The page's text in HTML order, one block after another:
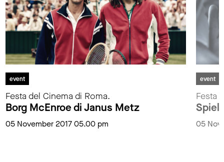
event
Festa del Cinema di Roma.
Borg McEnroe di Janus Metz
05 November 2017 05.00 pm
event
Festa
05